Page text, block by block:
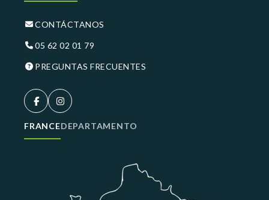
CONTÁCTANOS
05 62 02 01 79
PREGUNTAS FRECUENTES
FRANCEDEPARTAMENTO